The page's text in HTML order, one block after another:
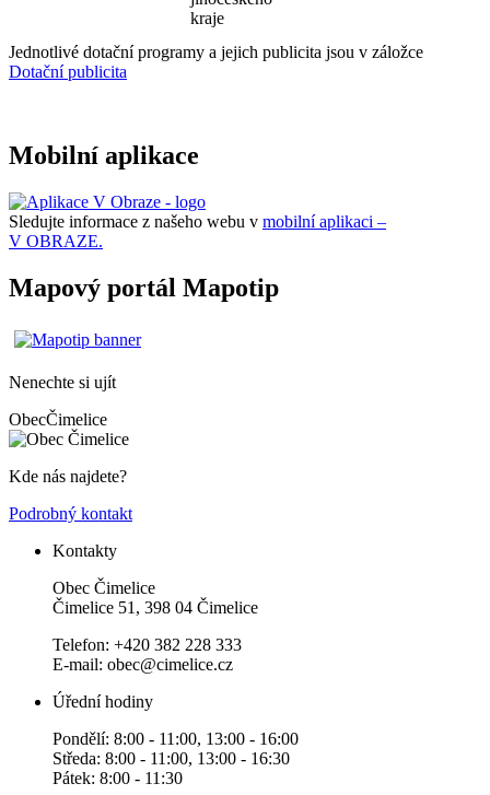
Jednotlivé dotační programy a jejich publicita jsou v záložce
Dotační publicita
Mobilní aplikace
Sledujte informace z našeho webu v mobilní aplikaci –
V OBRAZE.
Mapový portál Mapotip
Nenechte si ujít
ObecČimelice
Kde nás najdete?
Podrobný kontakt
Kontakty
Obec Čimelice
Čimelice 51, 398 04 Čimelice
Telefon: +420 382 228 333
E-mail: obec@cimelice.cz
Úřední hodiny
Pondělí: 8:00 - 11:00, 13:00 - 16:00
Středa: 8:00 - 11:00, 13:00 - 16:30
Pátek: 8:00 - 11:30